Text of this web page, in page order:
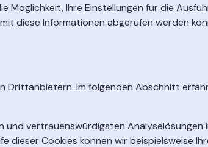
Möglichkeit, Ihre Einstellungen für die
diese Informationen abgerufen werden
Drittanbietern. Im folgenden Abschnitt
vertrauenswürdigsten Analyselösungen
dieser Cookies können wir beispielsweise